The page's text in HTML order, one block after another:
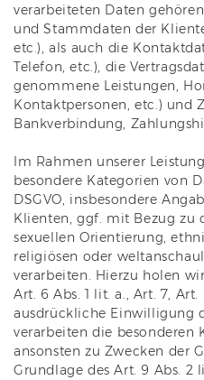
verarbeiteten Daten
und Stammdaten der
etc.), als auch die
Telefon, etc.), die
genommene Leistungen,
Kontaktpersonen, etc.) und
Bankverbindung,
Im Rahmen unserer
besondere Kategorien von
DSGVO, insbesondere
Klienten, ggf. mit Bezug zu
sexuellen Orientierung,
religiösen oder
verarbeiten. Hierzu holen
Art. 6 Abs. 1 lit. a., Art. 7,
ausdrückliche Einwilligung
verarbeiten die besonderen
ansonsten zu Zwecken der
Grundlage des Art. 9 Abs. 2